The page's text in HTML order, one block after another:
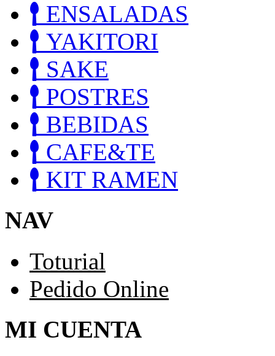
ENSALADAS
YAKITORI
SAKE
POSTRES
BEBIDAS
CAFE&TE
KIT RAMEN
NAV
Toturial
Pedido Online
MI CUENTA